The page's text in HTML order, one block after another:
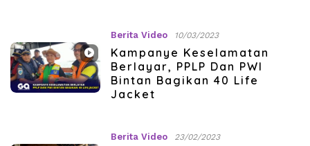
Berita Video 10/03/2023
Kampanye Keselamatan
Berlayar, PPLP Dan PWI
Bintan Bagikan 40 Life
Jacket
Berita Video 23/02/2023